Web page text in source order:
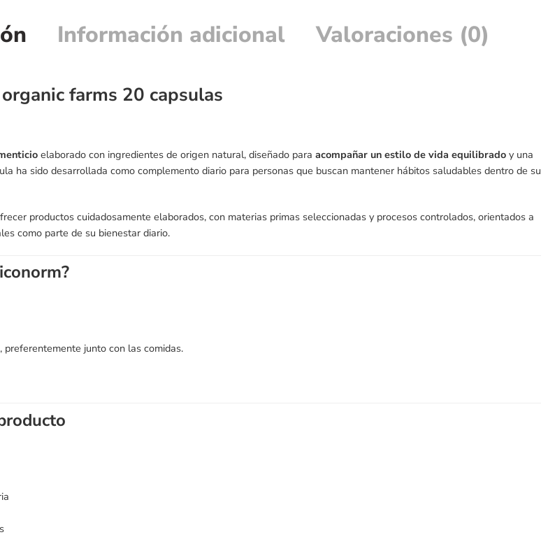
Información adicional Valoraciones (0)
farms 20 capsulas
elaborado con ingredientes de origen natural, diseñado para acompañar un estilo de vida equilibrado y una
ha sido desarrollada como complemento diario para personas que buscan mantener hábitos saludables dentro de su
productos cuidadosamente elaborados, con materias primas seleccionadas y procesos controlados, orientados a
como parte de su bienestar diario.
junto con las comidas.